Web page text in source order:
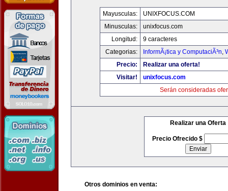
Mayusculas:
UNIXFOCUS.COM
Minusculas:
unixfocus.com
Longitud:
9 caracteres
Categorias:
InformÃ¡tica y ComputaciÃ³n,
Precio:
Realizar una oferta!
Visitar!
unixfocus.com
Serán consideradas
Realizar una Oferta
Precio Ofrecido $
Otros dominios en venta: